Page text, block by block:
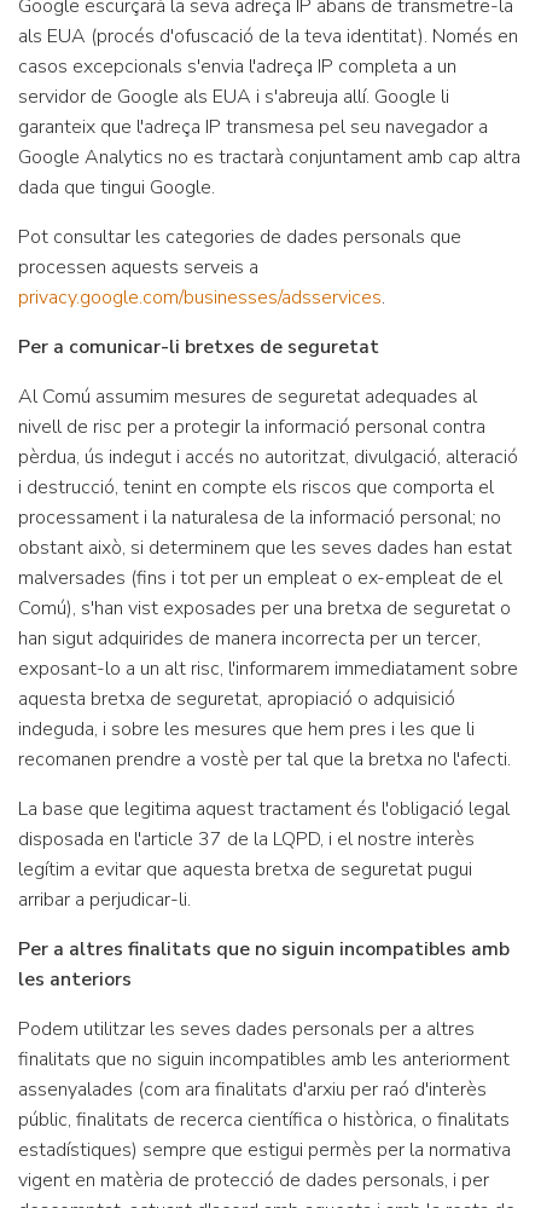
Google escurçarà la seva adreça IP abans de transmetre-la
als EUA (procés d'ofuscació de la teva identitat). Només en
casos excepcionals s'envia l'adreça IP completa a un
servidor de Google als EUA i s'abreuja allí. Google li
garanteix que l'adreça IP transmesa pel seu navegador a
Google Analytics no es tractarà conjuntament amb cap altra
dada que tingui Google.
Pot consultar les categories de dades personals que
processen aquests serveis a
privacy.google.com/businesses/adsservices.
Per a comunicar-li bretxes de seguretat
Al Comú assumim mesures de seguretat adequades al
nivell de risc per a protegir la informació personal contra
pèrdua, ús indegut i accés no autoritzat, divulgació, alteració
i destrucció, tenint en compte els riscos que comporta el
processament i la naturalesa de la informació personal; no
obstant això, si determinem que les seves dades han estat
malversades (fins i tot per un empleat o ex-empleat de el
Comú), s'han vist exposades per una bretxa de seguretat o
han sigut adquirides de manera incorrecta per un tercer,
exposant-lo a un alt risc, l'informarem immediatament sobre
aquesta bretxa de seguretat, apropiació o adquisició
indeguda, i sobre les mesures que hem pres i les que li
recomanen prendre a vostè per tal que la bretxa no l'afecti.
La base que legitima aquest tractament és l'obligació legal
disposada en l'article 37 de la LQPD, i el nostre interès
legítim a evitar que aquesta bretxa de seguretat pugui
arribar a perjudicar-li.
Per a altres finalitats que no siguin incompatibles amb
les anteriors
Podem utilitzar les seves dades personals per a altres
finalitats que no siguin incompatibles amb les anteriorment
assenyalades (com ara finalitats d'arxiu per raó d'interès
públic, finalitats de recerca científica o històrica, o finalitats
estadístiques) sempre que estigui permès per la normativa
vigent en matèria de protecció de dades personals, i per